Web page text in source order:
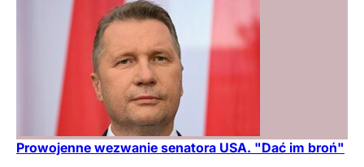
Prowojenne wezwanie senatora USA. "Dać im broń"